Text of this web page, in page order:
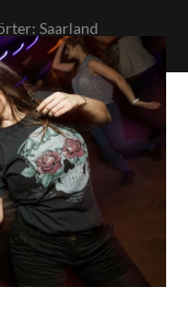
Saarland